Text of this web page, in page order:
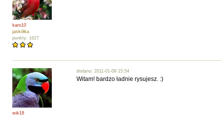
karo10
jaskółka
punkty: 1627
wik18
dodano: 2011-01-09 15:54
Witam! bardzo ładnie rysujesz. :)